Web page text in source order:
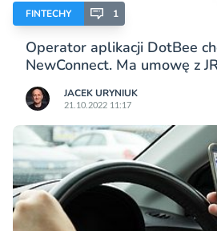
FINTECHY 1
Operator aplikacji DotBee
NewConnect. Ma umowę z
JACEK URYNIUK
21.10.2022 11:17